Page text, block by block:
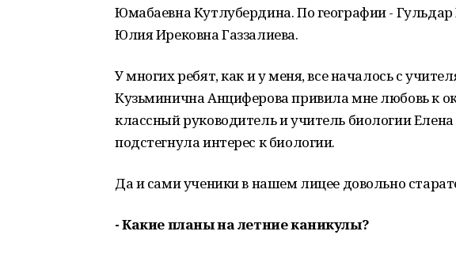
Юмабаевна Кутлубердина. По географии -
Юлия Ирековна Газзалиева.
У многих ребят, как и у меня, все началось с
Кузьминична Анциферова привила мне любовь к
классный руководитель и учитель биологии
подстегнула интерес к биологии.
Да и сами ученики в нашем лицее довольно
- Какие планы на летние каникулы?